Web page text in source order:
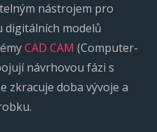
nástrojem pro
digitálních modelů
CAD CAM (Computer-
návrhovou fázi s
zkracuje doba vývoje a